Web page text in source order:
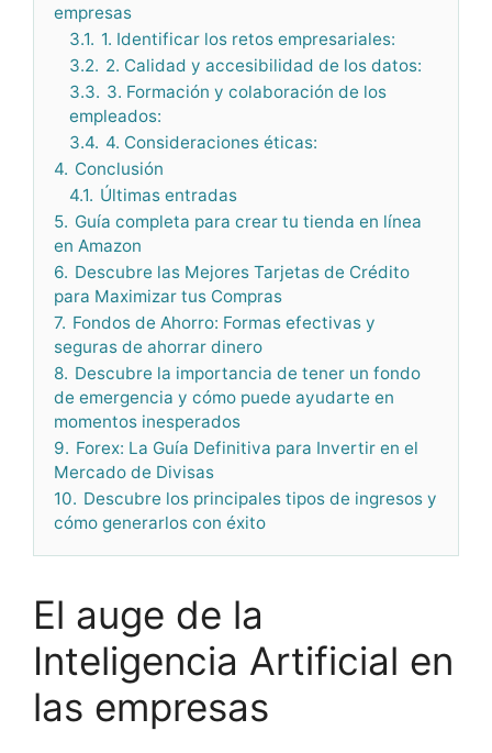
empresas
3.1. 1. Identificar los retos empresariales:
3.2. 2. Calidad y accesibilidad de los datos:
3.3. 3. Formación y colaboración de los
empleados:
3.4. 4. Consideraciones éticas:
4. Conclusión
4.1. Últimas entradas
5. Guía completa para crear tu tienda en línea
en Amazon
6. Descubre las Mejores Tarjetas de Crédito
para Maximizar tus Compras
7. Fondos de Ahorro: Formas efectivas y
seguras de ahorrar dinero
8. Descubre la importancia de tener un fondo
de emergencia y cómo puede ayudarte en
momentos inesperados
9. Forex: La Guía Definitiva para Invertir en el
Mercado de Divisas
10. Descubre los principales tipos de ingresos y
cómo generarlos con éxito
El auge de la
Inteligencia Artificial en
las empresas